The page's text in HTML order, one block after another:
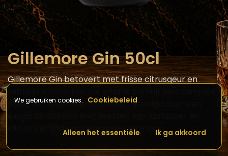
Gillemore Gin 50cl
Gillemore Gin betovert met frisse citrusgeur en
palet van kruiden en bloemen, gevolgd door een
citrus. Verfijnde ginbeleving in elke slok.
We gebruiken cookies. Cookiebeleid
Alleen het essentiële Ik ga akkoord